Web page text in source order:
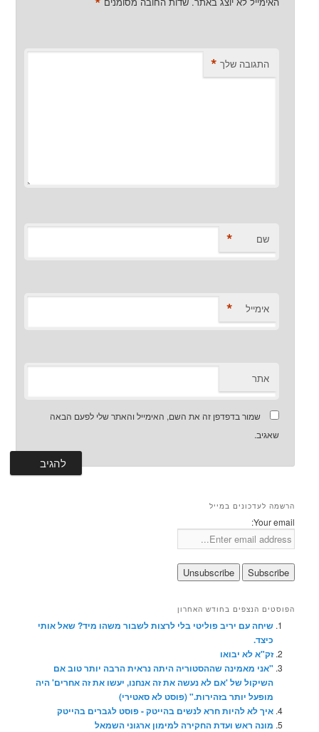
התגובה שלך *
שם *
אימייל *
אתר
שמור בדפדפן זה את השם, האימייל והאתר שלי לפעם הבאה
שאגיב.
הרשמה לעדכונים במייל
Your email:
הפוסטים הנצפים בחודש האחרון
שיחה עם יריב פוליטי בלי לרצות לשבור משהו מיד? שאל אותי
כיצד.
זק"א לא יבואו
"אני מאמינה שההסטוריה היתה נראית הרבה יותר טוב אם
השיקול של 'אם לא נעשה את זה אנחנו, יעשו את זה אחרים' היה
מופעל יותר בזהירות." (פוסט לא סאטירי)
איך לא להיות חרא לנשים בהייטק - פוסט לגברים בהייטק
מונה ראש ועדת החקירה למימון ארגוני השמאל